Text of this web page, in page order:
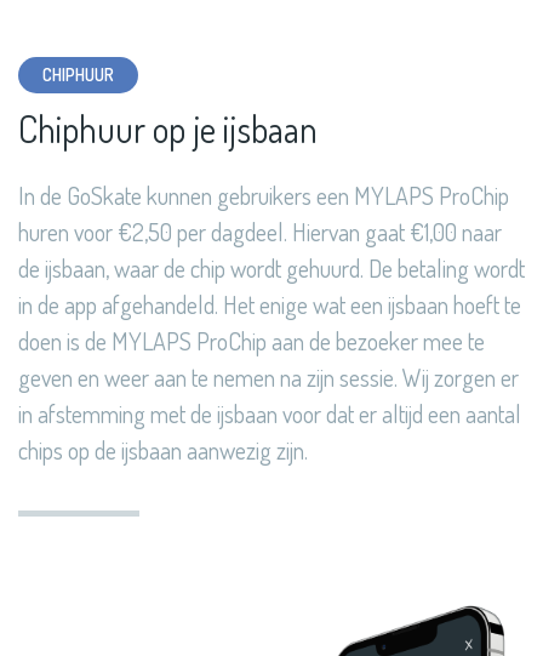
CHIPHUUR
Chiphuur op je ijsbaan
In de GoSkate kunnen gebruikers een MYLAPS ProChip
huren voor €2,50 per dagdeel. Hiervan gaat €1,00 naar
de ijsbaan, waar de chip wordt gehuurd. De betaling wordt
in de app afgehandeld. Het enige wat een ijsbaan hoeft te
doen is de MYLAPS ProChip aan de bezoeker mee te
geven en weer aan te nemen na zijn sessie. Wij zorgen er
in afstemming met de ijsbaan voor dat er altijd een aantal
chips op de ijsbaan aanwezig zijn.